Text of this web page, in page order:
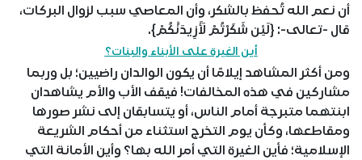
أن نعم الله تُحفظ بالشكر، وأن المعاصي سبب لزوال البركات،
قال -تعالى-: {لَئِن شَكَرْتُمْ لَأَزِيدَنَّكُمْ}.
أين الغيرة على الأبناء والبنات؟
ومن أكثر المشاهد إيلامًا أن يكون الوالدان راضيين؛ بل وربما
مشاركين في هذه المخالفات! فيقف الأب والأم يشاهدان
ابنتهما متبرجة أمام الناس، أو يتسابقان إلى نشر صورها
ومقاطعها، وكأن يوم التخرج استثناء من أحكام الشريعة
الإسلامية؛ فأين الغيرة التي أمر الله بها؟ وأين الأمانة التي